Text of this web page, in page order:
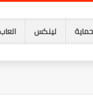
لينكس العاب